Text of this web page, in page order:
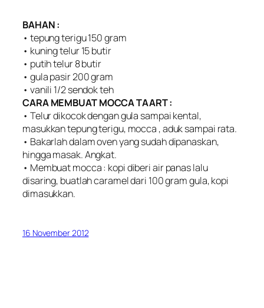
BAHAN :
• tepung terigu 150 gram
• kuning telur 15 butir
• putih telur 8 butir
• gula pasir 200 gram
• vanili 1/2 sendok teh
CARA MEMBUAT MOCCA TAART :
• Telur dikocok dengan gula sampai kental,
masukkan tepung terigu, mocca , aduk sampai rata.
• Bakarlah dalam oven yang sudah dipanaskan,
hingga masak. Angkat.
• Membuat mocca : kopi diberi air panas lalu
disaring, buatlah caramel dari 100 gram gula, kopi
dimasukkan.
16 November 2012